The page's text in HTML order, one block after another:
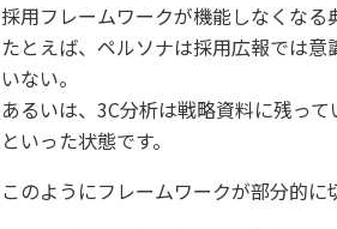
採用フレームワークが機能しなくなる
たとえば、ペルソナは採用広報では
いない。
あるいは、3C分析は戦略資料に残っ
といった状態です。
このようにフレームワークが部分的に